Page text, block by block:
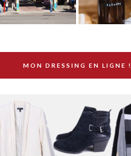
MON DRESSING EN LIGNE !